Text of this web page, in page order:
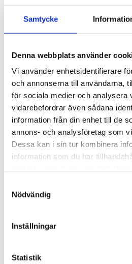
Samtycke
Denna webbplats använder
Vi använder enhetsidentifierare
och annonserna till användarna,
för sociala medier och analysera
vidarebefordrar även sådana
information från din enhet till de
annons- och analysföretag som
Dessa kan i sin tur kombinera
information som du har
Nödvändig
Inställningar
Statistik
Antal
KÖP
Lagerstatus
Artikelnr
Vikt
Fotplatta 150x150.
3D step-fil: Här kan du
010
Tjocklek:8 mm
infästning MF6S 6x30.